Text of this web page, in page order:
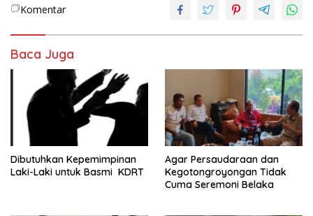
Komentar
Baca Juga
Dibutuhkan Kepemimpinan
Laki-Laki untuk Basmi KDRT
Agar Persaudaraan dan
Kegotongroyongan Tidak
Cuma Seremoni Belaka